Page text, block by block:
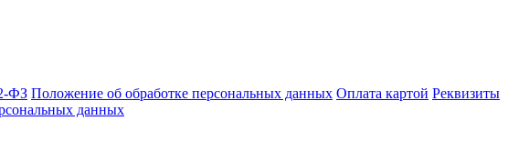
ФЗ Положение об обработке персональных данных Оплата картой Реквизиты
данных